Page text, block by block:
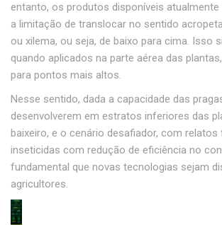
entanto, os produtos disponíveis
a limitação de translocar no sentido
ou xilema, ou seja, de baixo para cima. Isso
quando aplicados na parte aérea das
para pontos mais altos.
Nesse sentido, dada a capacidade das
desenvolverem em estratos inferiores das
baixeiro, e o cenário desafiador, com relatos
inseticidas com redução de eficiência no
fundamental que novas tecnologias sejam
agricultores.